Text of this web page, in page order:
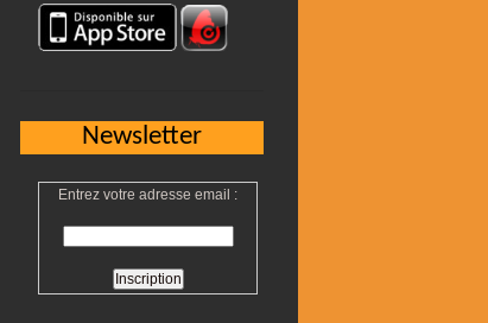
Newsletter
Entrez votre adresse email :